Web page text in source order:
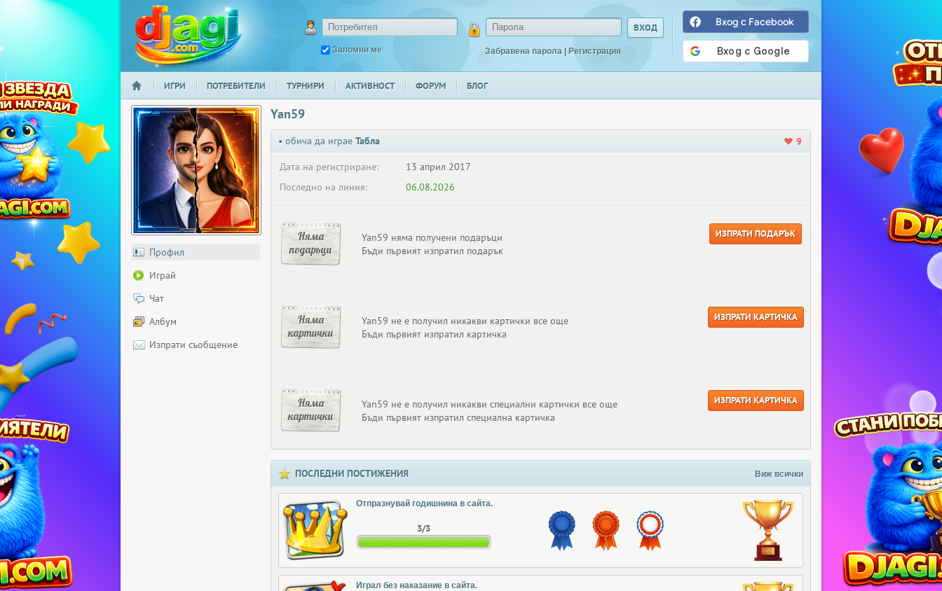
djagi.com
Запомни ме Забравена парола | Регистрация
Вход с Facebook
НАЧАЛО
ИГРИ ПОТРЕБИТЕЛИ ТУРНИРИ АКТИВНОСТ ФОРУМ БЛОГ
Профил
Играй
Чат
Албум
Изпрати съобщение
Yan59
• обича да играе Табла
9
Дата на регистриране:
13 април 2017
Последно на линия:
06.08.2026
Няма
подаръци
Yan59 няма получени подаръци
Бъди първият изпратил подарък
ИЗПРАТИ ПОДАРЪК
Няма
картички
Yan59 не е получил никакви картички все още
Бъди първият изпратил картичка
ИЗПРАТИ КАРТИЧКА
Няма
картички
Yan59 не е получил никакви специални картички все още
Бъди първият изпратил специална картичка
ИЗПРАТИ КАРТИЧКА
ПОСЛЕДНИ ПОСТИЖЕНИЯ Виж всички
Отпразнувай годишнина в сайта.
3/3
Играл без наказание в сайта.